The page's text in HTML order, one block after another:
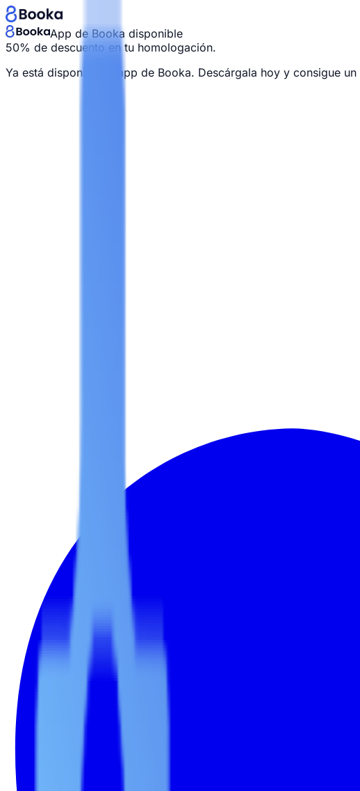
App de Booka disponible
50% de descuento en tu homologación.
Ya está disponible la app de Booka. Descárgala hoy y consigue un